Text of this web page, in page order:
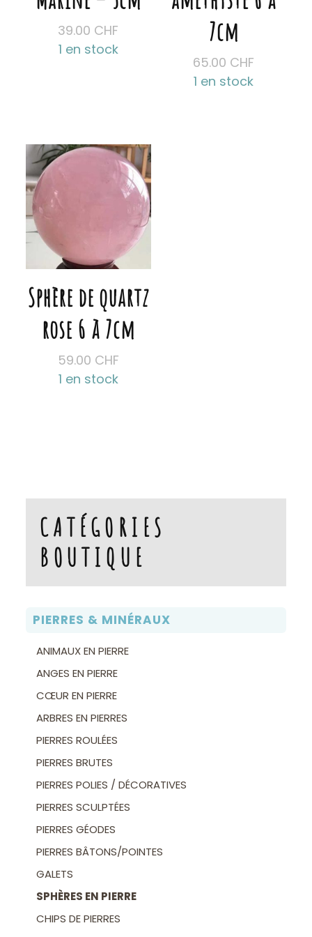
du
produit
39.00 CHF
1 en stock
7cm
65.00 CHF
1 en stock
Sphère de quartz
rose 6 à 7cm
59.00 CHF
1 en stock
CATÉGORIES
BOUTIQUE
PIERRES & MINÉRAUX
ANIMAUX EN PIERRE
ANGES EN PIERRE
CŒUR EN PIERRE
ARBRES EN PIERRES
PIERRES ROULÉES
PIERRES BRUTES
PIERRES POLIES / DÉCORATIVES
PIERRES SCULPTÉES
PIERRES GÉODES
PIERRES BÂTONS/POINTES
GALETS
SPHÈRES EN PIERRE
CHIPS DE PIERRES